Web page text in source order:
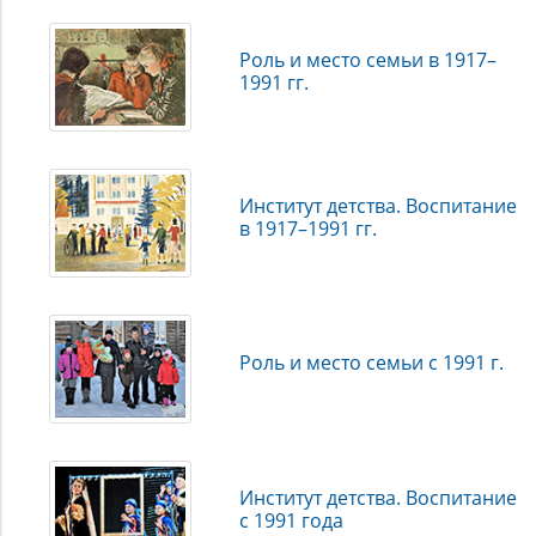
К. Д. Ушинского (1823–1870), Н. В. Шелгунова (1824–1891),
П. Ф. Лесгафта (1837–1909), П. Ф. Каптерева (1849–1922),
М. И. Демкова (1859–1939), Н. К. Крупской (1869–1939), А.
С. Макаренко (1888–1939) и др.
Роль и место семьи в 1917–
1991 гг.
Институт детства. Воспитание
в 1917–1991 гг.
Роль и место семьи с 1991 г.
Институт детства. Воспитание
с 1991 года